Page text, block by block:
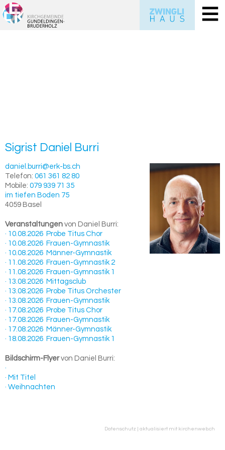
Sig­rist Da­ni­el Burri
daniel.burri@erk-bs.ch
Telefon: 061 361 82 80
Mobile: 079 939 71 35
im tiefen Boden 75
4059 Basel
Veranstaltungen von Daniel Burri:
· 10.08.2026 Probe Titus Chor
· 10.08.2026 Frauen-Gymnastik
· 10.08.2026 Männer-Gymnastik
· 11.08.2026 Frauen-Gymnastik 2
· 11.08.2026 Frauen-Gymnastik 1
· 13.08.2026 Mittagsclub
· 13.08.2026 Probe Titus Orchester
· 13.08.2026 Frauen-Gymnastik
· 17.08.2026 Probe Titus Chor
· 17.08.2026 Frauen-Gymnastik
· 17.08.2026 Männer-Gymnastik
· 18.08.2026 Frauen-Gymnastik 1
Bildschirm-Flyervon Daniel Burri:
·
· Mit Titel
· Weihnachten
Datenschutz | aktualisiert mit kirchenweb.ch